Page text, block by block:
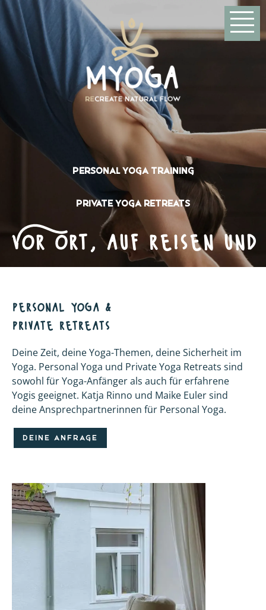
Menü
Personal Yoga training
Private Yoga Retreats
Vor ort, auf reisen und
online
personal yoga &
private retreats
Deine Zeit, deine Yoga-Themen, deine Sicherheit im
Yoga. Personal Yoga und Private Yoga Retreats sind
sowohl für Yoga-Anfänger als auch für erfahrene
Yogis geeignet. Katja Rinno und Maike Euler sind
deine Ansprechpartnerinnen für Personal Yoga.
DEINE ANFRAGE